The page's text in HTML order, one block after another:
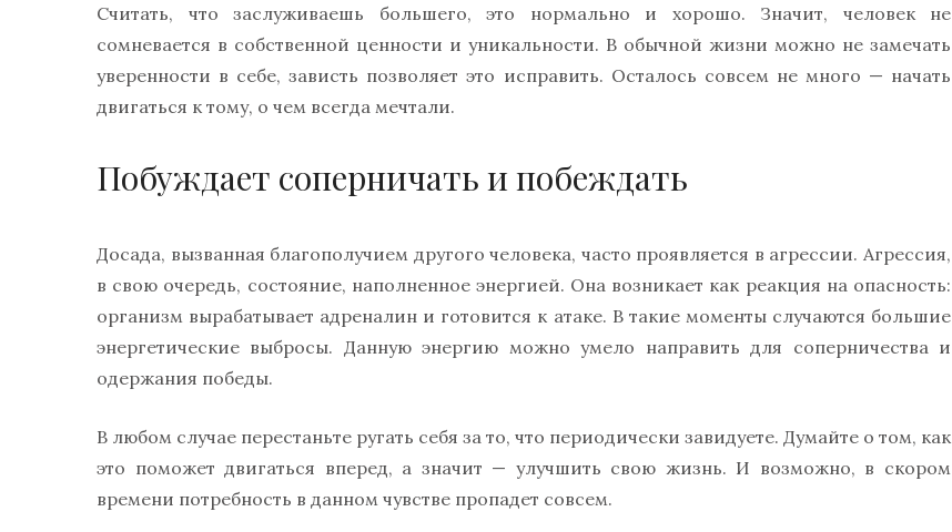
Считать, что заслуживаешь большего, это нормально и хорошо. Значит, человек не
сомневается в собственной ценности и уникальности. В обычной жизни можно не замечать
уверенности в себе, зависть позволяет это исправить. Осталось совсем не много — начать
двигаться к тому, о чем всегда мечтали.
Побуждает соперничать и побеждать
Досада, вызванная благополучием другого человека, часто проявляется в агрессии. Агрессия,
в свою очередь, состояние, наполненное энергией. Она возникает как реакция на опасность:
организм вырабатывает адреналин и готовится к атаке. В такие моменты случаются большие
энергетические выбросы. Данную энергию можно умело направить для соперничества и
одержания победы.
В любом случае перестаньте ругать себя за то, что периодически завидуете. Думайте о том, как
это поможет двигаться вперед, а значит — улучшить свою жизнь. И возможно, в скором
времени потребность в данном чувстве пропадет совсем.